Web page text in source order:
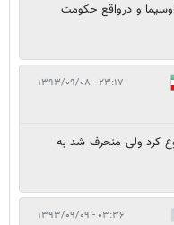
و درواقع حکومت
۲۳:۱۷ - ۱۳۹۳/۰۹/۰۸
سال 83 خوب شوع کرد ولی منحرف شد به
۰۳:۳۶ - ۱۳۹۳/۰۹/۰۹